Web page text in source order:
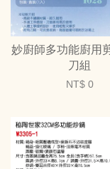
妙廚師多功能廚用
刀組
NT$ 0